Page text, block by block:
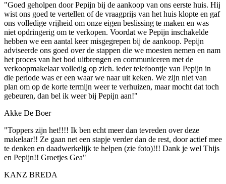
"Goed geholpen door Pepijn bij de aankoop van ons eerste huis. Hij
wist ons goed te vertellen of de vraagprijs van het huis klopte en gaf
ons volledige vrijheid om onze eigen beslissing te maken en was
niet opdringerig om te verkopen. Voordat we Pepijn inschakelde
hebben we een aantal keer misgegrepen bij de aankoop. Pepijn
adviseerde ons goed over de stappen die we moesten nemen en nam
het proces van het bod uitbrengen en communiceren met de
verkoopmakelaar volledig op zich. ieder telefoontje van Pepijn in
die periode was er een waar we naar uit keken. We zijn niet van
plan om op de korte termijn weer te verhuizen, maar mocht dat toch
gebeuren, dan bel ik weer bij Pepijn aan!"
Akke De Boer
"Toppers zijn het!!!! Ik ben echt meer dan tevreden over deze
makelaar!! Ze gaan net een stapje verder dan de rest, door actief mee
te denken en daadwerkelijk te helpen (zie foto)!!! Dank je wel Thijs
en Pepijn!! Groetjes Gea"
KANZ BREDA